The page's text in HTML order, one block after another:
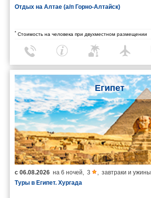
Отдых на Алтае (а/п Горно-Алтайск)
* Стоимость на человека при двухместном размещении
Египет
с 06.08.2026 на 6 ночей, 3 , завтраки и ужины
Туры в Египет. Хургада